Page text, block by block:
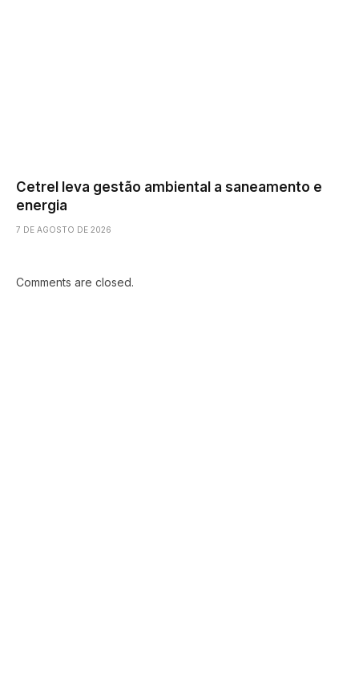
Cetrel leva gestão ambiental a saneamento e
energia
7 DE AGOSTO DE 2026
Comments are closed.